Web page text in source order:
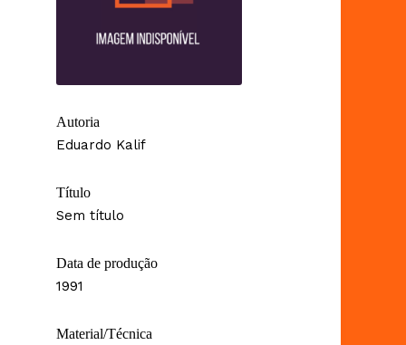
Autoria
Eduardo Kalif
Título
Sem título
Data de produção
1991
Material/Técnica